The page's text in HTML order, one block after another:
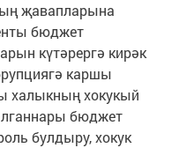
җавапларына
бюджет
күтәрергә кирәк
каршы
халыкның хокукый
бюджет
булдыру, хокук